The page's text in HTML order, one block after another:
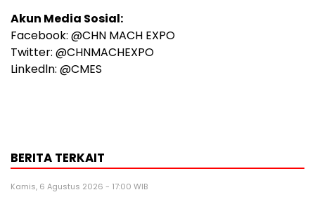
Akun Media Sosial:
Facebook: @CHN MACH EXPO
Twitter: @CHNMACHEXPO
Linkedln: @CMES
BERITA TERKAIT
Kamis, 6 Agustus 2026 - 17:00 WIB